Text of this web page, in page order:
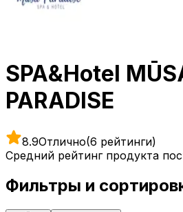
SPA&Hotel
PARADISE
8.9Отлично(6 рейтинги)
Средний рейтинг продукта
Фильтры и